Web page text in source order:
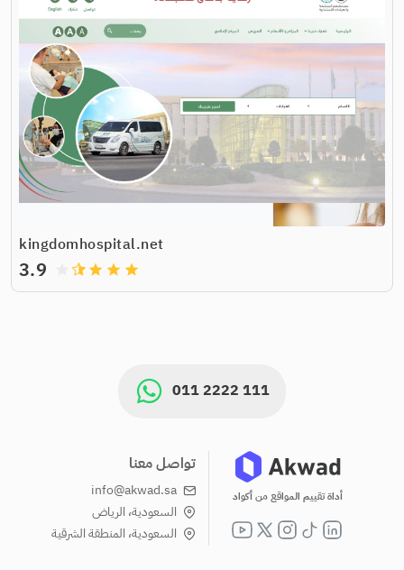
kingdomhospital.net
grade
grade
grade
3.9
011 2222 111
أداة تقييم المواقع من أكواد
تواصل معنا
info@akwad.sa
السعودية، الرياض
السعودية، المنطقة الشرقية